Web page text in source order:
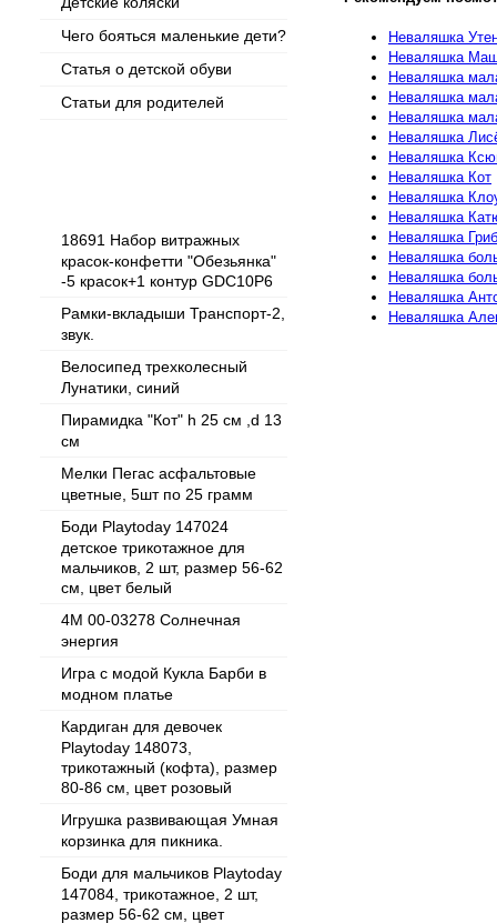
Чего бояться маленькие дети?
Статья о детской обуви
Статьи для родителей
18691 Набор витражных
красок-конфетти "Обезьянка"
-5 красок+1 контур GDC10P6
Рамки-вкладыши Транспорт-2,
звук.
Велосипед трехколесный
Лунатики, синий
Пирамидка "Кот" h 25 см ,d 13
см
Мелки Пегас асфальтовые
цветные, 5шт по 25 грамм
Боди Playtoday 147024
детское трикотажное для
мальчиков, 2 шт, размер 56-62
см, цвет белый
4M 00-03278 Солнечная
энергия
Игра с модой Кукла Барби в
модном платье
Кардиган для девочек
Playtoday 148073,
трикотажный (кофта), размер
80-86 см, цвет розовый
Игрушка развивающая Умная
корзинка для пикника.
Боди для мальчиков Playtoday
147084, трикотажное, 2 шт,
размер 56-62 см, цвет
Неваляшка
Неваляшка
Неваляшка
Неваляшка
Неваляшка
Неваляшка
Неваляшка
Неваляшка Кот
Неваляшка
Неваляшка
Неваляшка
Неваляшка
Неваляшка
Неваляшка
Неваляшка